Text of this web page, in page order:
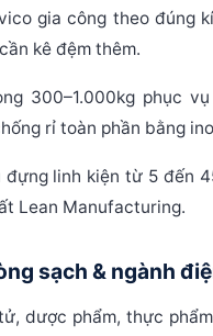
gia công theo đúng
kê đệm thêm.
300–1.000kg phục
rỉ toàn phần bằng
linh kiện từ 5 đến
Lean Manufacturing.
sạch & ngành
dược phẩm, thực